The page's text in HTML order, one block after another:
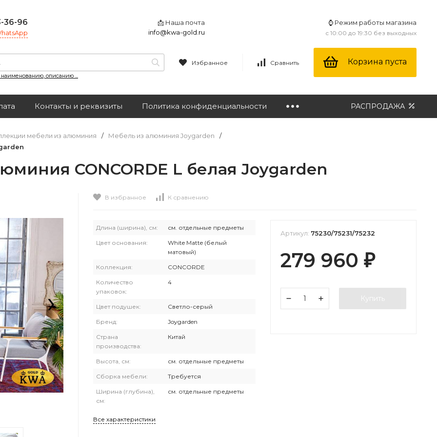
36-96
📩 Наша почта
info@kwa-gold.ru
⌚ Режим работы магазина
с 10:00 до 19:30 без выходных
наименованию, описанию ...
Избранное Сравнить Корзина пуста
Контакты и реквизиты Политика конфиденциальности РАСПРОДАЖА
мебели из алюминия / Мебель из алюминия Joygarden
/
CONCORDE L белая Joygarden
›
В избранное К сравнению
Длина (ширина), см: см. отдельные предметы
Цвет основания:
White Matte (белый
матовый)
Коллекция: CONCORDE
Количество
упаковок:
4
Цвет подушек: Светло-серый
Бренд: Joygarden
Страна
производства:
Китай
Высота, см: см. отдельные предметы
Сборка мебели: Требуется
Ширина (глубина),
см:
см. отдельные предметы
Все характеристики
Артикул: 75230/75231/75232
279 960 ₽
Купить